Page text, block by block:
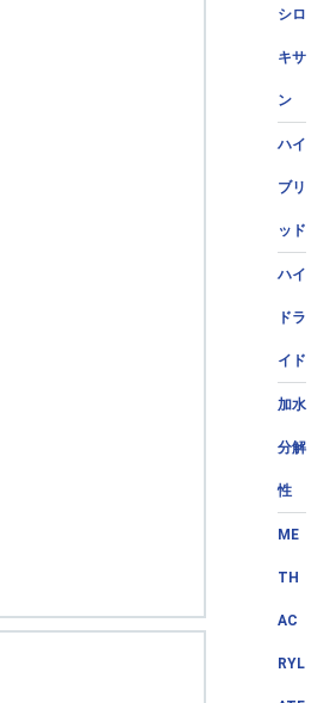
シロ
キサ
ン
ハイ
ブリ
ッド
ハイ
ドラ
イド
加水
分解
性
ME
TH
AC
RYL